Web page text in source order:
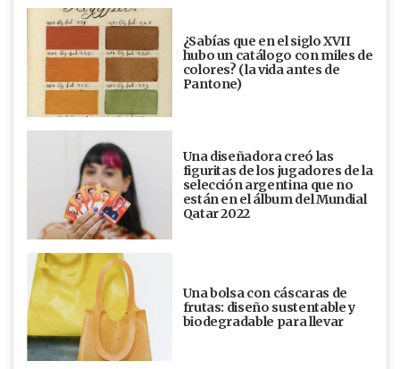
¿Sabías que en el siglo XVII
hubo un catálogo con miles de
colores? (la vida antes de
Pantone)
Una diseñadora creó las
figuritas de los jugadores de la
selección argentina que no
están en el álbum del Mundial
Qatar 2022
Una bolsa con cáscaras de
frutas: diseño sustentable y
biodegradable para llevar